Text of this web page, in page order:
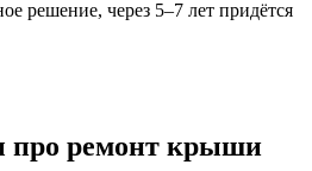
решение, через 5–7 лет придётся
про ремонт крыши